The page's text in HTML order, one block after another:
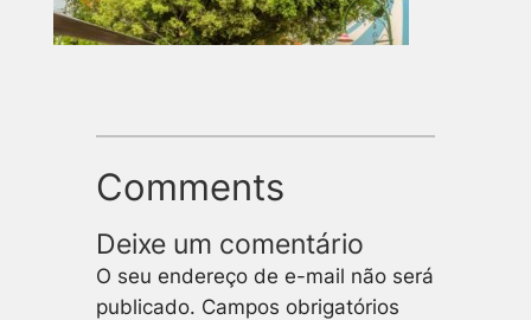
Comments
Deixe um comentário
O seu endereço de e-mail não será
publicado. Campos obrigatórios